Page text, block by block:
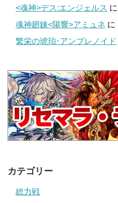
<魂神>デス:エンジェルス に
魂神廻錬<陽響>アミュネ に
繁栄の琥珀･アンブレノイド
カテゴリー
総力戦